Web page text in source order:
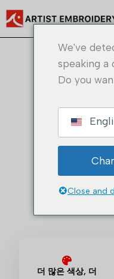
콘
텐
츠
탁월한 맞
더 많은 색상, 더
We've
speaking a
Do you
Close and